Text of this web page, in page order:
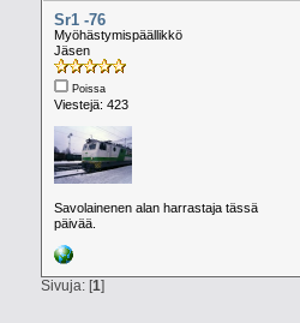
Sr1 -76
Myöhästymispäällikkö
Jäsen
Poissa
Viestejä: 423
Savolainenen alan harrastaja tässä
päivää.
Sivuja: [1]